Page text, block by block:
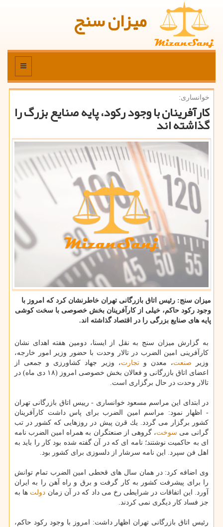
میزان سنج
منو
خوانساری:
كارآفرینان با وجود ركود، پایه صنایع بزرگ را
گذاشته اند
میزان سنج: رئیس اتاق بازرگانی تهران خاطرنشان كرد كه امروز با
وجود ركود حاكم، خیلی از كارآفرینان بخش خصوصی با سخت كوشی
پایه های صنایع بزرگی را در اقتصاد گذاشته اند.
به گزارش میزان سنج به نقل از ایسنا، دومین هفته اهدای نشان
كارآفرینی امین الضرب در تالار وحدت با حضور وزیر امور خارجه،
وزیر صنعت، معدن وتجارت، وزیر جهاد كشاورزی و جمعی از
اعضای اتاق بازرگانی و فعالان بخش خصوصی امروز (۱۸ دی ماه) در
تالار وحدت در حال برگزاری است.
در ابتدای این مراسم مسعود خوانساری - رییس اتاق بازرگانی تهران
- اظهار نمود: مراسم امین الضرب برای پاس داشت كارآفرینان
كشور برگزار می گردد. یك قرن پیش در روزهایی كه كشور در تب
گرانی می سوخت، گروهی از صنعتگران به همراه امین الضرب نامه
ای به حاكمیت نوشتند؛ نامه ای كه در آن گفته شده بود كار را باید به
اهل فن سپرد. این نامه سرشار از دلسوزی برای كشور بود.
وی اضافه كرد: در همان سال های قحطی امین الضرب تمام توانش
را برای پیشرفت كشور به كار گرفت و برق و راه آهن را به ایران
آورد. این اتفاقات در شرایطی رخ می داد كه در آن زمان دولت ها به
جز فساد كار دیگری نمی كردند.
رئیس اتاق بازرگانی تهران اظهار داشت: امروز با وجود ركود حاكم،